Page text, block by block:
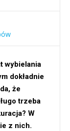
wybielania
dokładnie
że
trzeba
W
z nich.